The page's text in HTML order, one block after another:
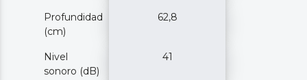
Profundidad
(cm)
62,8
Nivel
sonoro (dB)
41